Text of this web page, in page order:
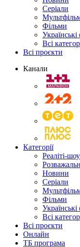
Серіали
Фільми
Українські
Всі
Всі проєкти
Канали
Категорії
Реаліті-шоу
Новини
Серіали
Фільми
Українські
Всі
Всі проєкти
Онлайн
ТБ програма